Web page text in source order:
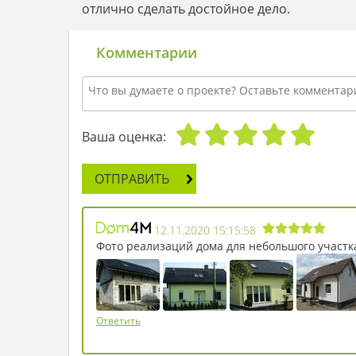
отлично сделать достойное дело.
Комментарии
Ваша оценка:
ОТПРАВИТЬ
12.11.2020 15:15:58
Фото реализаций дома для небольшого
Ответить